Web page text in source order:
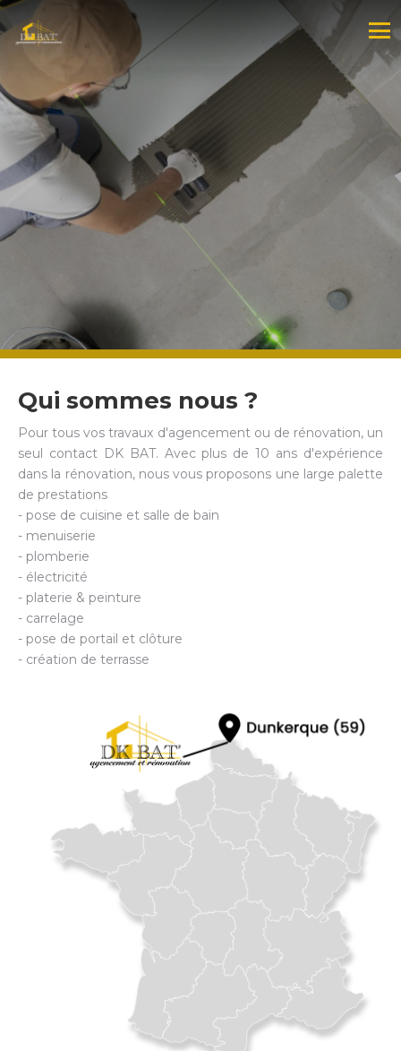
Qui sommes nous ?
Pour tous vos travaux d'agencement ou de rénovation, un
seul contact DK BAT. Avec plus de 10 ans d'expérience
dans la rénovation, nous vous proposons une large palette
de prestations
- pose de cuisine et salle de bain
- menuiserie
- plomberie
- électricité
- platerie & peinture
- carrelage
- pose de portail et clôture
- création de terrasse